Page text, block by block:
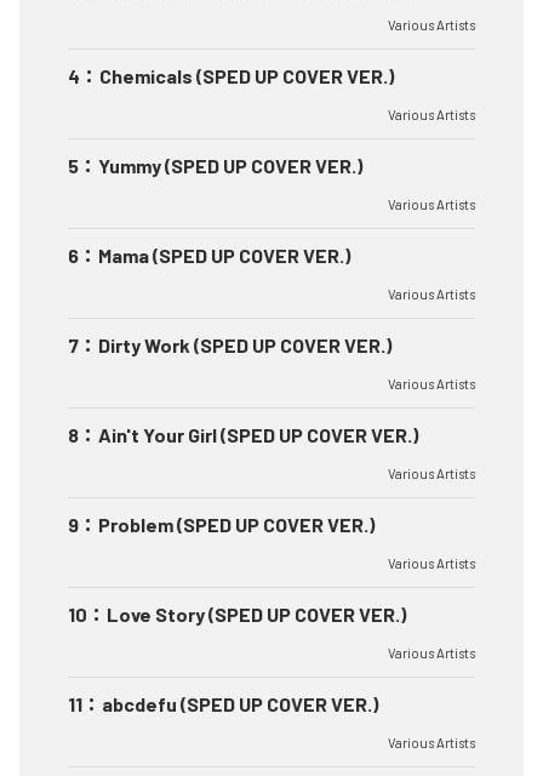
Various Artists
4 ： Chemicals (SPED UP COVER VER.)
Various Artists
5 ： Yummy (SPED UP COVER VER.)
Various Artists
6 ： Mama (SPED UP COVER VER.)
Various Artists
7 ： Dirty Work (SPED UP COVER VER.)
Various Artists
8 ： Ain't Your Girl (SPED UP COVER VER.)
Various Artists
9 ： Problem (SPED UP COVER VER.)
Various Artists
10 ： Love Story (SPED UP COVER VER.)
Various Artists
11 ： abcdefu (SPED UP COVER VER.)
Various Artists